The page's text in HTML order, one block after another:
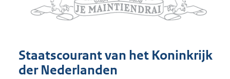
Staatscourant van het Koninkrijk
der Nederlanden